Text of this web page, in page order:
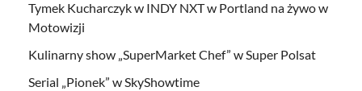
Tymek Kucharczyk w INDY NXT w Portland na żywo w
Motowizji
Kulinarny show „SuperMarket Chef” w Super Polsat
Serial „Pionek” w SkyShowtime